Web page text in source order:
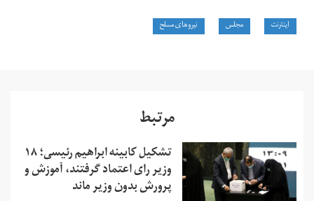
اینترنت مجلس نیروهای مسلح
مرتبط
تشکیل کابینه ابراهیم رئیسی؛ ۱۸
وزیر رای اعتماد گرفتند، آموزش و
پرورش بدون وزیر ماند